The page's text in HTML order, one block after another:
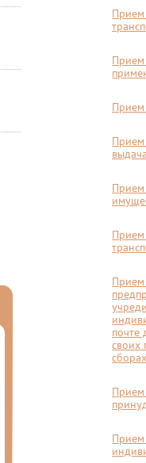
Прием
Прием
Прием
Прием
Прием
Прием
Прием
почте
своих
сборах
Прием
Прием